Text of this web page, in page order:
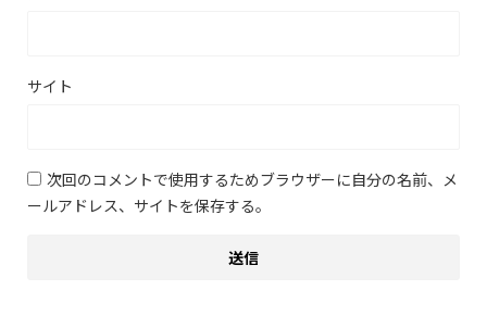
サイト
次回のコメントで使用するためブラウザーに自分の名前、メ
ールアドレス、サイトを保存する。